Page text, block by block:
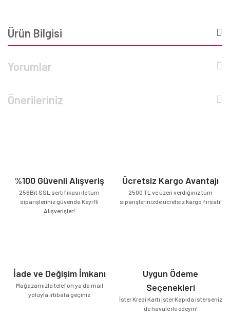
Ürün Bilgisi
Yorumlar
Önerileriniz
%100 Güvenli Alışveriş
256Bit SSL sertifikası ile tüm
siparişleriniz güvende.Keyifli
Alışverişler!
Ücretsiz Kargo Avantajı
2500 TL ve üzeri verdiğiniz tüm
siparişlerinizde ücretsiz kargo fırsatı!
İade ve Değişim İmkanı
Mağazamızla telefon ya da mail
yoluyla irtibata geçiniz
Uygun Ödeme
Seçenekleri
İster Kredi Kartı ister Kapıda isterseniz
de havale ile ödeyin!